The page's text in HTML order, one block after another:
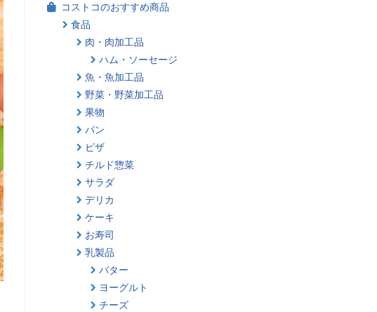
コストコのおすすめ商品
食品
肉・肉加工品
ハム・ソーセージ
魚・魚加工品
野菜・野菜加工品
果物
パン
ピザ
チルド惣菜
サラダ
デリカ
ケーキ
お寿司
乳製品
バター
ヨーグルト
チーズ